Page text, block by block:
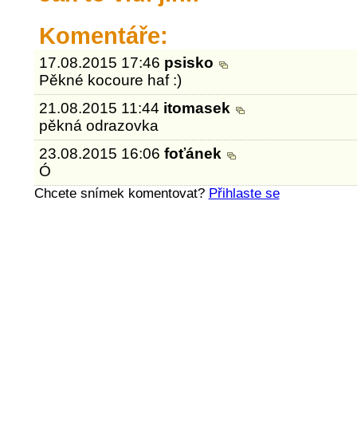
Komentáře:
17.08.2015 17:46 psisko
Pěkné kocoure haf :)
21.08.2015 11:44 itomasek
pěkná odrazovka
23.08.2015 16:06foťánek
Ó
Chcete snímek komentovat? Přihlaste se